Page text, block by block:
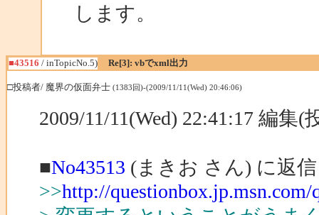
します。
■43516 / inTopicNo.5) Re[3]: vbでxml出力
□投稿者/ 魔界の仮面弁士 (1383回)-(2009/11/11(Wed) 20:46:06)
2009/11/11(Wed) 22:41:17 編集(
■No43513 (まきお さん) に返信
>>http://questionbox.jp.msn.com/